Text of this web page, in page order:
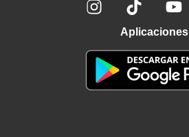
Aplicaciones